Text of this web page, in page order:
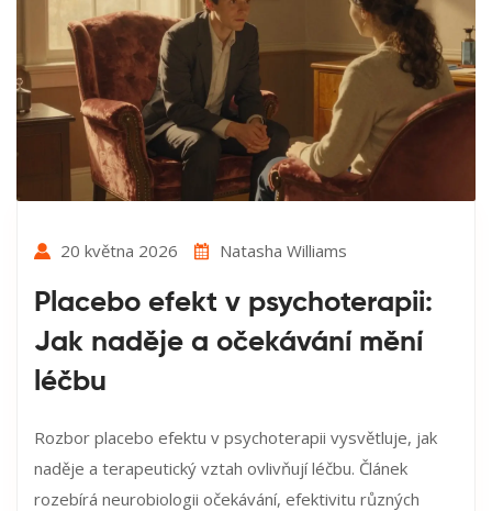
20 května 2026 Natasha Williams
Placebo efekt v psychoterapii:
Jak naděje a očekávání mění
léčbu
Rozbor placebo efektu v psychoterapii vysvětluje, jak
naděje a terapeutický vztah ovlivňují léčbu. Článek
rozebírá neurobiologii očekávání, efektivitu různých